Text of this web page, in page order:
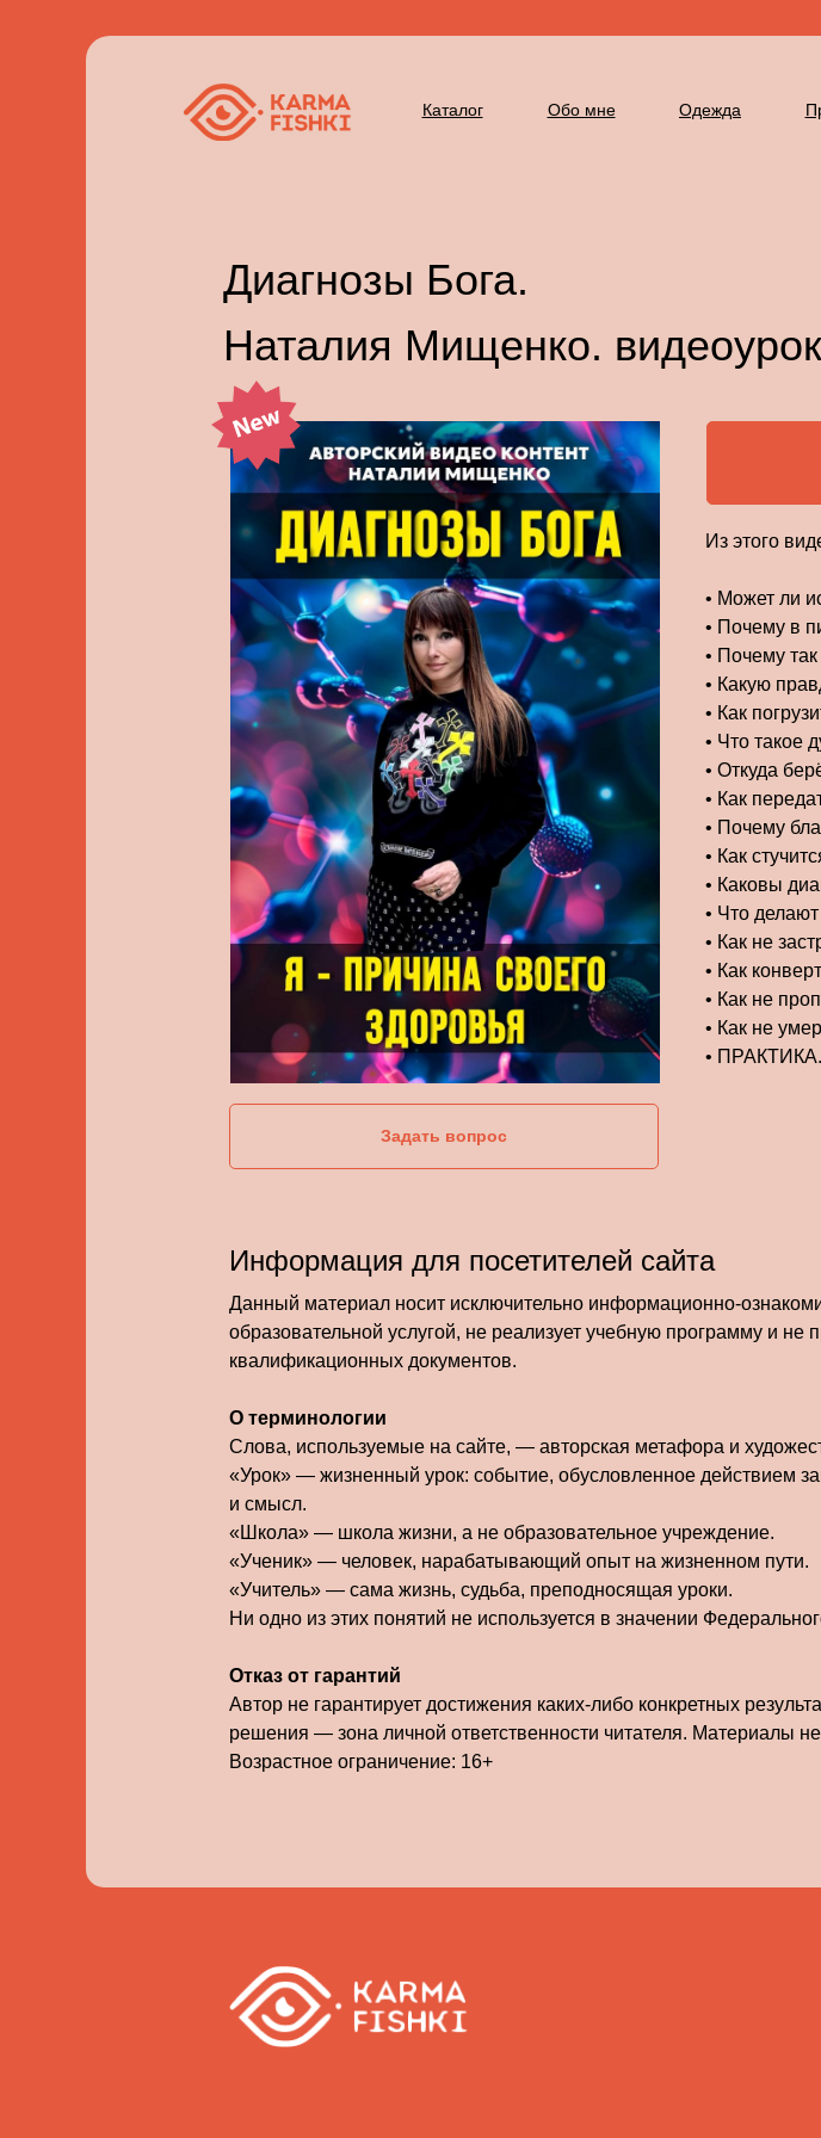
Каталог Одежда
Обо мне
Диагнозы Бога.
Наталия Мищенко. видеоурок
Задать вопрос
Из этого
• Может ли
• Почему в
• Почему
• Какую
• Как
• Что такое
• Откуда
• Как
• Почему
• Как
• Каковы
• Что
• Как не
• Как
• Как не
• Как не
• ПРАКТИКА.
Информация для посетителей сайта
Данный материал носит исключительно информационно-
образовательной услугой, не реализует учебную программу и не
квалификационных документов.
О терминологии
Слова, используемые на сайте, — авторская метафора и
«Урок» — жизненный урок: событие, обусловленное действием
и смысл.
«Школа» — школа жизни, а не образовательное учреждение.
«Ученик» — человек, нарабатывающий опыт на жизненном пути.
«Учитель» — сама жизнь, судьба, преподносящая уроки.
Ни одно из этих понятий не используется в значении
Отказ от гарантий
Автор не гарантирует достижения каких-либо конкретных
решения — зона личной ответственности читателя. Материалы
Возрастное ограничение: 16+